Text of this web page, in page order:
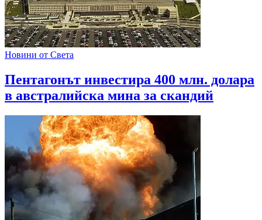
Новини от Света
Пентагонът инвестира 400 млн. долара
в австралийска мина за скандий